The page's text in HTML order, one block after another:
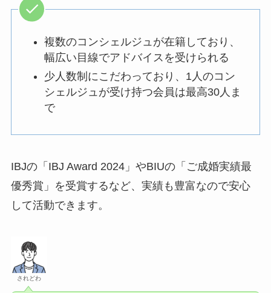
複数のコンシェルジュが在籍しており、
幅広い目線でアドバイスを受けられる
少人数制にこだわっており、1人のコン
シェルジュが受け持つ会員は最高30人ま
で
IBJの「IBJ Award 2024」やBIUの「ご成婚実績最
優秀賞」を受賞するなど、実績も豊富なので安心
して活動できます。
されどわ